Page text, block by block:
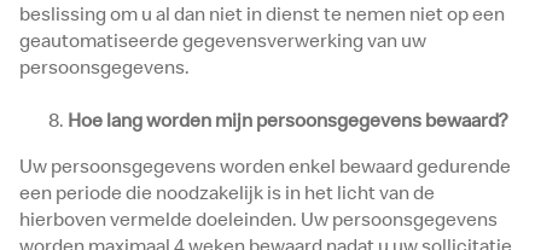
beslissing om u al dan niet in dienst te nemen niet op een
geautomatiseerde gegevensverwerking van uw
persoonsgegevens.
Hoe lang worden mijn persoonsgegevens bewaard?
Uw persoonsgegevens worden enkel bewaard gedurende
een periode die noodzakelijk is in het licht van de
hierboven vermelde doeleinden. Uw persoonsgegevens
worden maximaal 4 weken bewaard nadat u uw sollicitatie